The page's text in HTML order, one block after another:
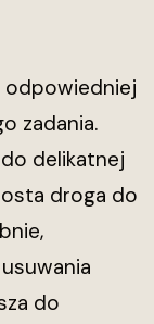
odpowiedniej
zadania.
delikatnej
droga do
do